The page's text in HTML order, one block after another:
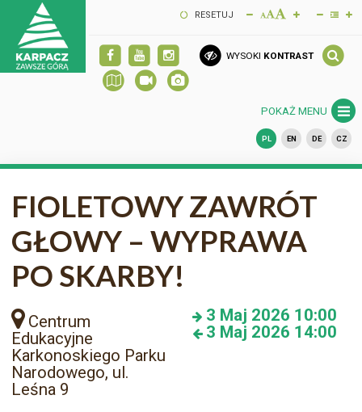
RESETUJ
WYSOKI KONTRAST
POKAŻ MENU
PL EN DE CZ
FIOLETOWY ZAWRÓT
GŁOWY – WYPRAWA
PO SKARBY!
Centrum
Edukacyjne
Karkonoskiego Parku
Narodowego, ul.
Leśna 9
3 Maj 2026 10:00
3 Maj 2026 14:00